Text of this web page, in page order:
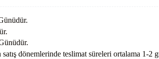
dönemlerinde teslimat süreleri ortalama 1-